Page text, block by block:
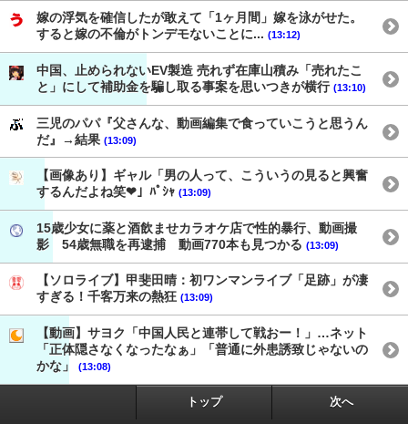
嫁の浮気を確信したが敢えて「1ヶ月間」嫁を泳がせた。
すると嫁の不倫がトンデモないことに... (13:12)
中国、止められないEV製造 売れず在庫山積み「売れたこ
と」にして補助金を騙し取る事案を思いつきが横行 (13:10)
三児のパパ『父さんな、動画編集で食っていこうと思うん
だ』→結果 (13:09)
【画像あり】ギャル「男の人って、こういうの見ると興奮
するんだよね笑❤」ﾊﾟｼｬ (13:09)
15歳少女に薬と酒飲ませカラオケ店で性的暴行、動画撮
影 54歳無職を再逮捕 動画770本も見つかる (13:09)
【ソロライブ】甲斐田晴：初ワンマンライブ「足跡」が凄
すぎる！千客万来の熱狂 (13:09)
【動画】サヨク「中国人民と連帯して戦おー！」…ネット
「正体隠さなくなったなぁ」「普通に外患誘致じゃないの
かな」
(13:08)
トップ 次へ